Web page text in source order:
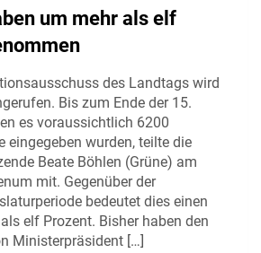
um mehr als elf
des Landtags wird
Bis zum Ende der 15.
es voraussichtlich 6200
eingegeben wurden, teilte die
Beate Böhlen (Grüne) am
mit. Gegenüber der
bedeutet dies einen
elf Prozent. Bisher haben den
Ministerpräsident […]